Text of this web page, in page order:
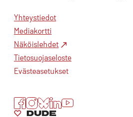
Yhteystiedot
Mediakortti
Näköislehdet
Tietosuojaseloste
Evästeasetukset
Facebook
Instagram
BlueskyLinkedIn
YouTube